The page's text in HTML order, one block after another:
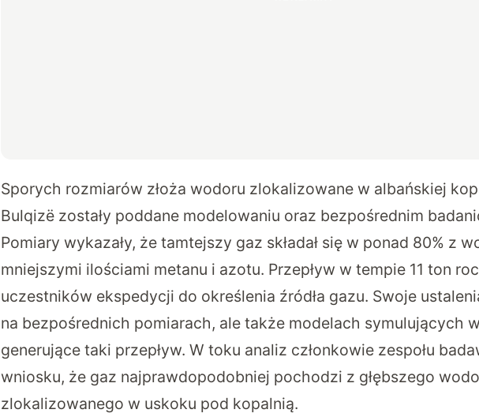
Sporych rozmiarów złoża wodoru zlokalizowane w albańskiej
Bulqizë zostały poddane modelowaniu oraz bezpośrednim
Pomiary wykazały, że tamtejszy gaz składał się w ponad 80% z
mniejszymi ilościami metanu i azotu. Przepływ w tempie 11 ton
uczestników ekspedycji do określenia źródła gazu. Swoje
na bezpośrednich pomiarach, ale także modelach symulujących
generujące taki przepływ. W toku analiz członkowie zespołu
wniosku, że gaz najprawdopodobniej pochodzi z głębszego
zlokalizowanego w uskoku pod kopalnią.